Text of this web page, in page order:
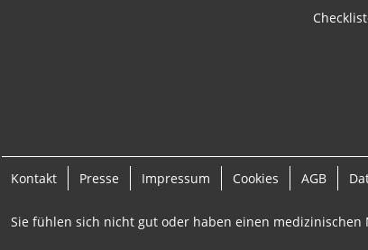
Kontakt Presse Impressum Cookies AGB
Sie fühlen sich nicht gut oder haben einen